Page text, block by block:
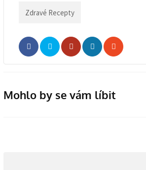
Zdravé Recepty
WhatsappShare
Print
Mohlo by se vám líbit